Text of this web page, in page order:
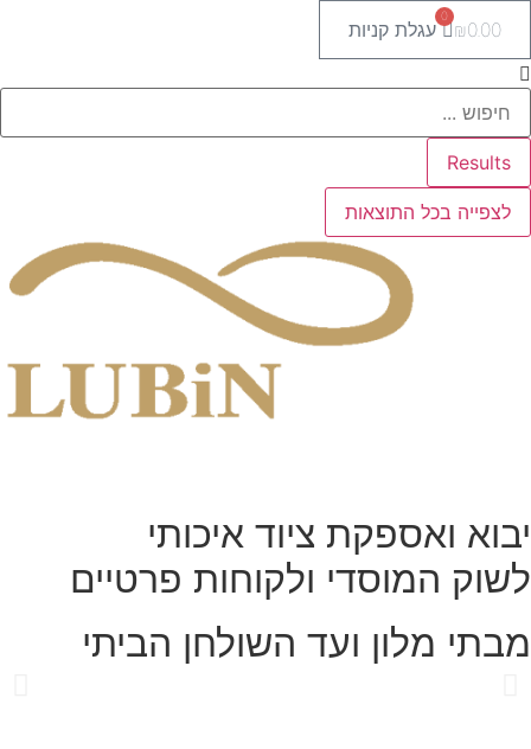
₪0.00
0
עגלת קניות
Search
...
Results
לצפייה בכל התוצאות
יבוא ואספקת ציוד איכותי
לשוק המוסדי ולקוחות פרטיים
מבתי מלון ועד השולחן הביתי